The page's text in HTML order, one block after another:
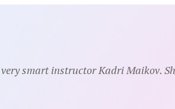
smart instructor Kadri Maikov.